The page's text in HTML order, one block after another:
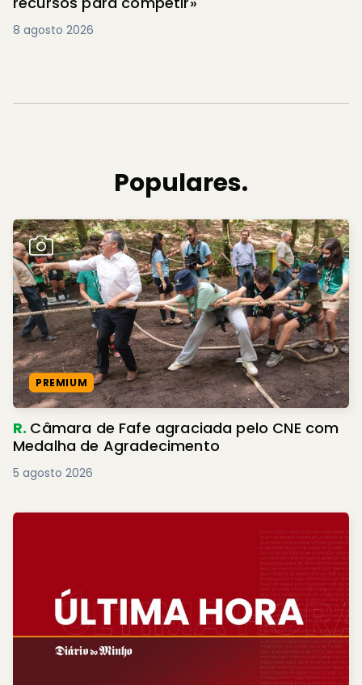
8 agosto 2026
Populares.
PREMIUM
R. Câmara de Fafe agraciada pelo CNE com
Medalha de Agradecimento
5 agosto 2026